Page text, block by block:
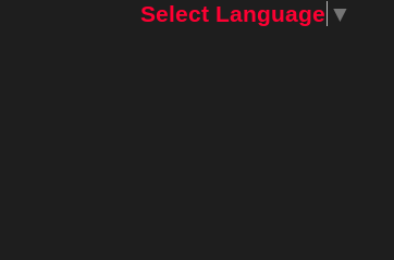
Select Language ▼